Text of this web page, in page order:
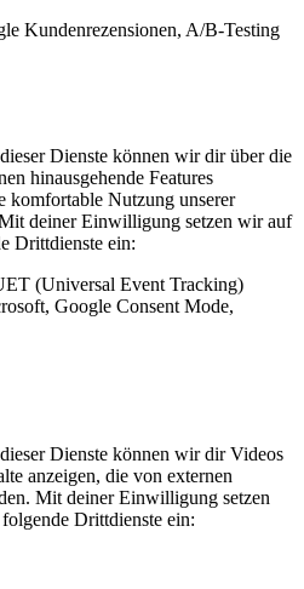
Kundenrezensionen, A/B-Testing
Dienste können wir dir über die
hinausgehende Features
komfortable Nutzung unserer
deiner Einwilligung setzen wir auf
Drittdienste ein:
(Universal Event Tracking)
Google Consent Mode,
Dienste können wir dir Videos
anzeigen, die von externen
Mit deiner Einwilligung setzen
Drittdienste ein: